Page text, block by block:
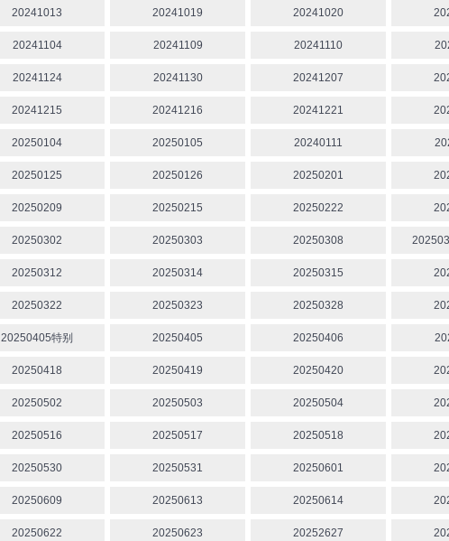
20241013 20241019 20241020
20241104 20241109 20241110
20241124 20241130 20241207
20241215 20241216 20241221
20250104 20250105 20240111
20250125 20250126 20250201
20250209 20250215 20250222
20250302 20250303 20250308
20250312 20250314 20250315
20250322 20250323 20250328
20250405特别 20250405 20250406
20250418 20250419 20250420
20250502 20250503 20250504
20250516 20250517 20250518
20250530 20250531 20250601
20250609 20250613 20250614
20250622 20250623 20252627